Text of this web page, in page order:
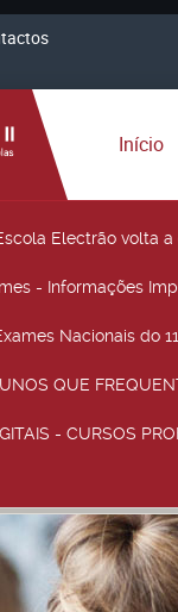
Início
Electrão volta
- Informações
Nacionais do
QUE
- CURSOS